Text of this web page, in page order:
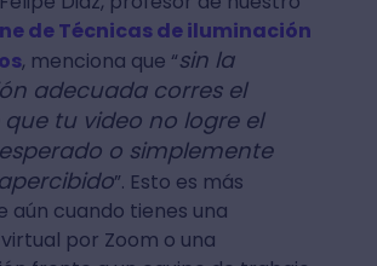
de Técnicas de iluminación
, menciona que “sin la
adecuada corres el
que tu video no logre el
o simplemente
”. Esto es más
aún cuando tienes una
por Zoom o una